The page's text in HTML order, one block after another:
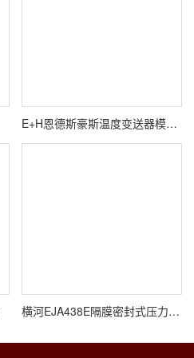
E+H恩德斯豪斯温度变送器模块高精度
横河EJA438E隔膜密封式压力变送器